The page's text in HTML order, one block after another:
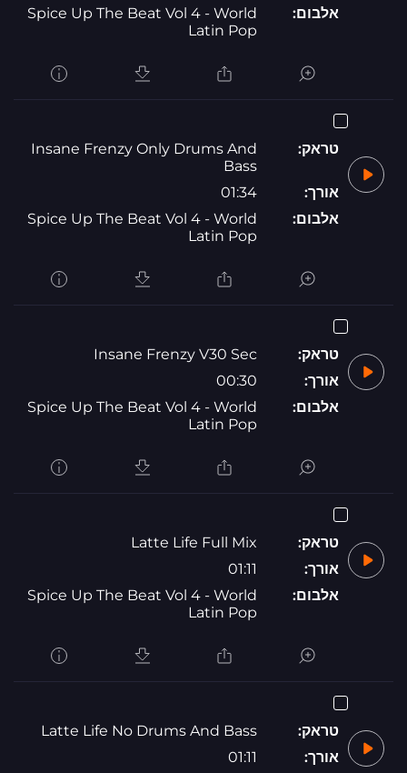
אלבום:
Spice Up The Beat Vol 4 - World
Latin Pop
טראק:
Insane Frenzy Only Drums And
Bass
אורך:
01:34
אלבום:
Spice Up The Beat Vol 4 - World
Latin Pop
טראק:
Insane Frenzy V30 Sec
אורך:
00:30
אלבום:
Spice Up The Beat Vol 4 - World
Latin Pop
טראק:
Latte Life Full Mix
אורך:
01:11
אלבום:
Spice Up The Beat Vol 4 - World
Latin Pop
טראק:
Latte Life No Drums And Bass
אורך:
01:11